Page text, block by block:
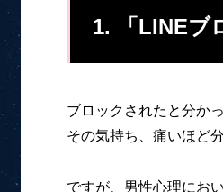
1. 「LINEブ
ブロックされたと分か
その気持ち、痛いほど
ですが、男性心理にお